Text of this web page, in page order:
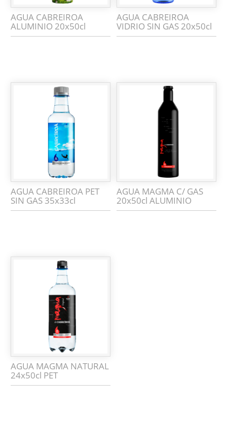
AGUA CABREIROA
ALUMINIO 20x50cl
AGUA CABREIROA
VIDRIO SIN GAS 20x50cl
AGUA CABREIROA PET
SIN GAS 35x33cl
AGUA MAGMA C/ GAS
20x50cl ALUMINIO
AGUA MAGMA NATURAL
24x50cl PET